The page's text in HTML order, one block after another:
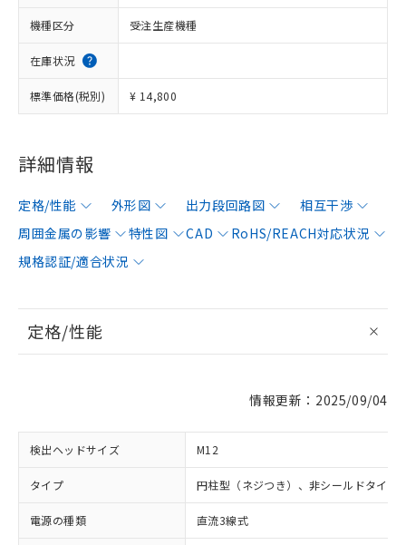
機種区分 受注生産機種
在庫状況
標準価格(税別) ¥ 14,800
詳細情報
定格/性能 外形図 出力段回路図
相互干渉
周囲金属の影響
特性図 CAD
RoHS/REACH対応状況
規格認証/適合状況
定格/性能
情報更新：2025/09/04
検出ヘッドサイズ M12
タイプ 円柱型（ネジつき）、非シールドタイプ
電源の種類 直流3線式